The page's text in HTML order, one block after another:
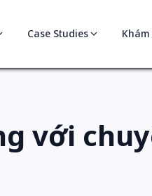
Case Studies
với